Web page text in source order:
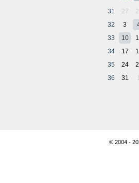
31 27
32
3
33
10
34
17
35
24
36
31 1
© 2004 -